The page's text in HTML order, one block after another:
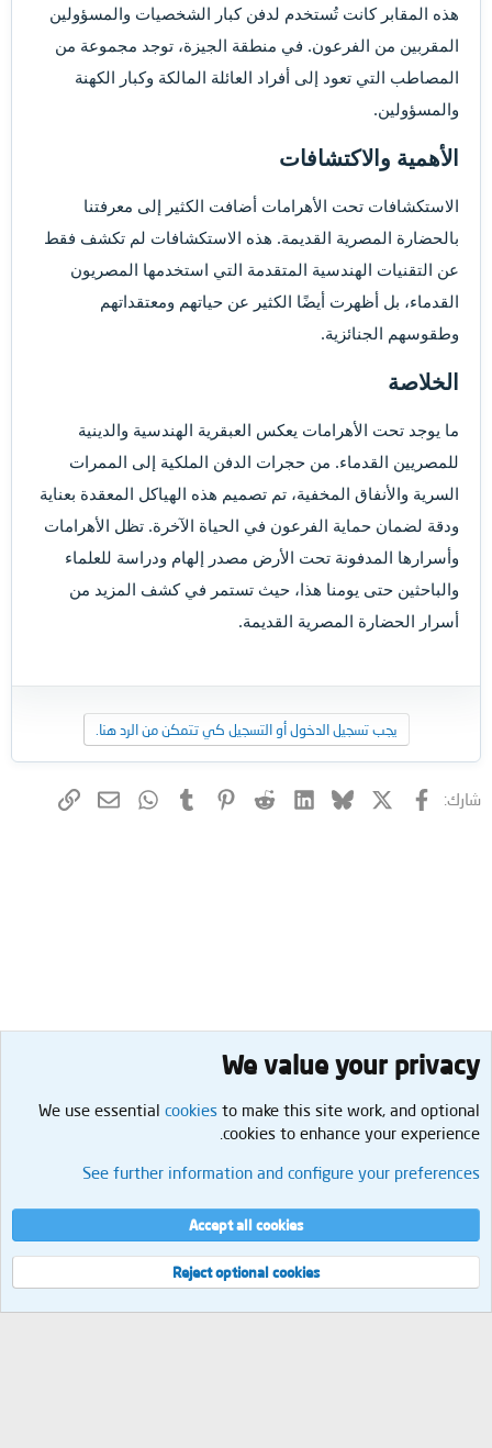
هذه المقابر كانت تُستخدم لدفن كبار الشخصيات والمسؤولين
المقربين من الفرعون. في منطقة الجيزة، توجد مجموعة من
المصاطب التي تعود إلى أفراد العائلة المالكة وكبار الكهنة
والمسؤولين.
الأهمية والاكتشافات​
الاستكشافات تحت الأهرامات أضافت الكثير إلى معرفتنا
بالحضارة المصرية القديمة. هذه الاستكشافات لم تكشف فقط
عن التقنيات الهندسية المتقدمة التي استخدمها المصريون
القدماء، بل أظهرت أيضًا الكثير عن حياتهم ومعتقداتهم
وطقوسهم الجنائزية.
الخلاصة​
ما يوجد تحت الأهرامات يعكس العبقرية الهندسية والدينية
للمصريين القدماء. من حجرات الدفن الملكية إلى الممرات
السرية والأنفاق المخفية، تم تصميم هذه الهياكل المعقدة بعناية
ودقة لضمان حماية الفرعون في الحياة الآخرة. تظل الأهرامات
وأسرارها المدفونة تحت الأرض مصدر إلهام ودراسة للعلماء
والباحثين حتى يومنا هذا، حيث تستمر في كشف المزيد من
أسرار الحضارة المصرية القديمة.
يجب تسجيل الدخول أو التسجيل كي تتمكن من الرد هنا.
شارك: فيسبوك X (Twitter)
Bluesky
LinkedIn
Reddit
Pinterest
Tumblr
WhatsApp
البريد
المنتدى العام
Cookies
العربية
إتصل بنا
الشروط والقوانين سياسة الخصوصية مساعدة الرئيسية
R
S
مجموع الإستعلامات 9 إجمالي الوقت
2.09MB
We value your privacy
We use essential cookies to make this site work, and optional
cookies to enhance your experience.
See further information and configure your preferences
Accept all cookies
Reject optional cookies